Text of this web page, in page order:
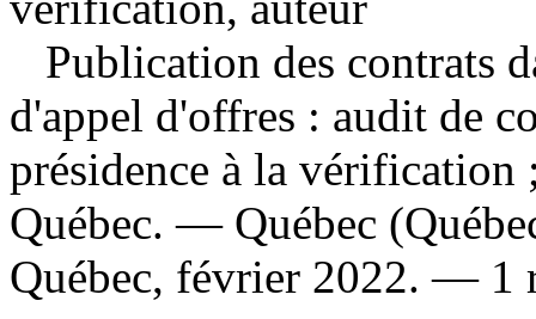
Publication des contrats
d'appel d'offres : audit de
présidence à la
Québec. — Québec
Québec, février 2022. — 1